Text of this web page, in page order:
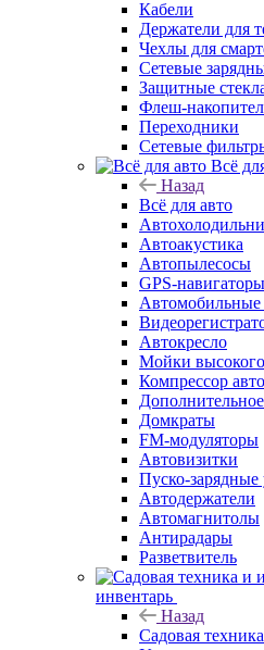
Кабели
Держатели для
Чехлы для
Сетевые
Защитные
Флеш-
Переходники
Сетевые
Всё
Назад
Всё для авто
Автоакустика
Автопылесосы
GPS-навигаторы
Автомобильные
Автокресло
Мойки
Компрессор
Домкраты
FM-модуляторы
Автовизитки
Пуско-зарядные
Автодержатели
Автомагнитолы
Антирадары
Разветвитель
инвентарь
Назад
Садовая